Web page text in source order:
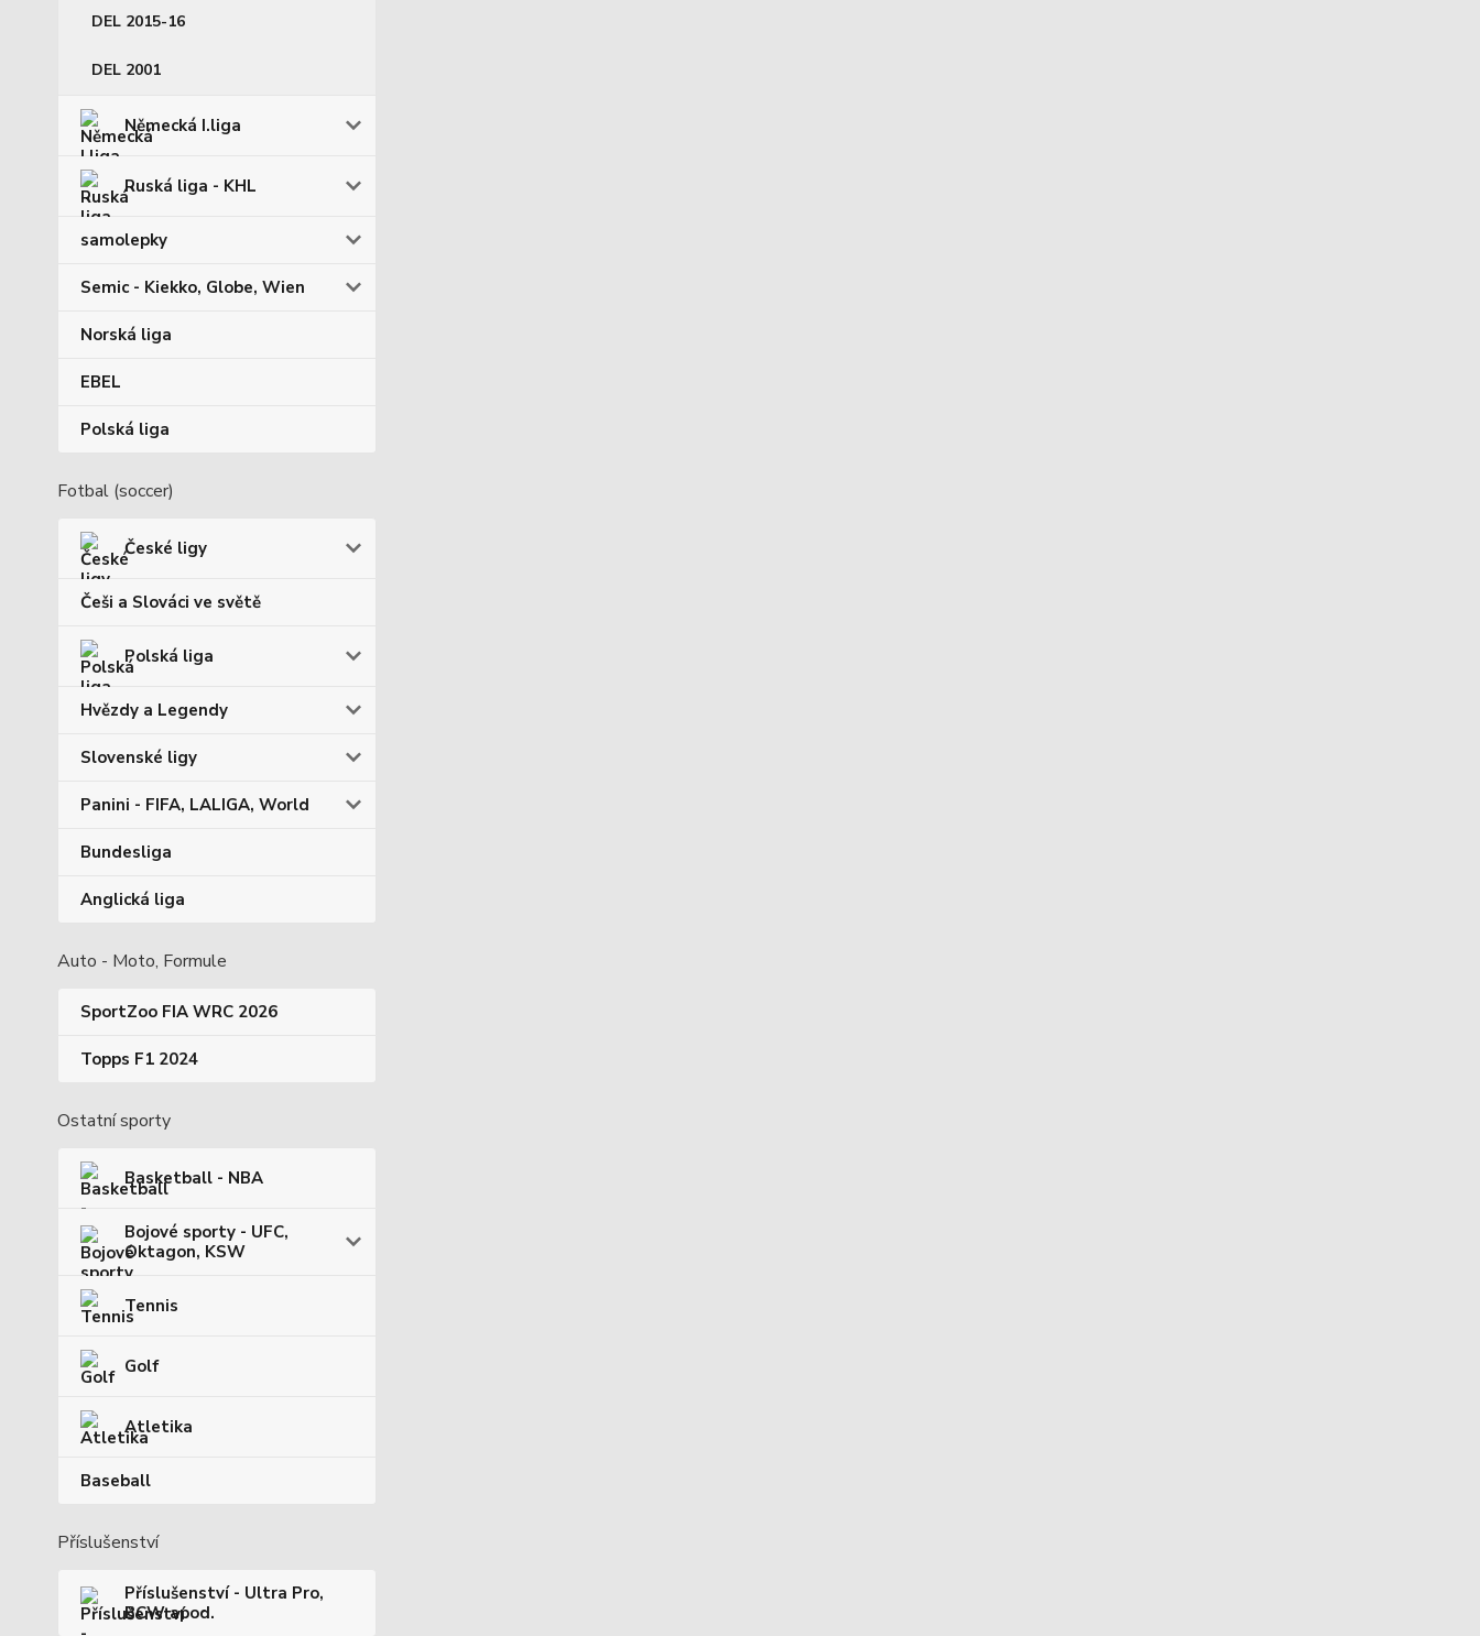
DEL 2015-16
DEL 2001
Německá I.liga
Ruská liga - KHL
samolepky
Semic - Kiekko, Globe, Wien
Norská liga
EBEL
Polská liga
Fotbal (soccer)
České ligy
Češi a Slováci ve světě
Polská liga
Hvězdy a Legendy
Slovenské ligy
Panini - FIFA, LALIGA, World
Bundesliga
Anglická liga
Auto - Moto, Formule
SportZoo FIA WRC 2026
Topps F1 2024
Ostatní sporty
Basketball - NBA
Bojové sporty - UFC,
Oktagon, KSW
Tennis
Golf
Atletika
Baseball
Příslušenství
Příslušenství - Ultra Pro,
BCW apod.